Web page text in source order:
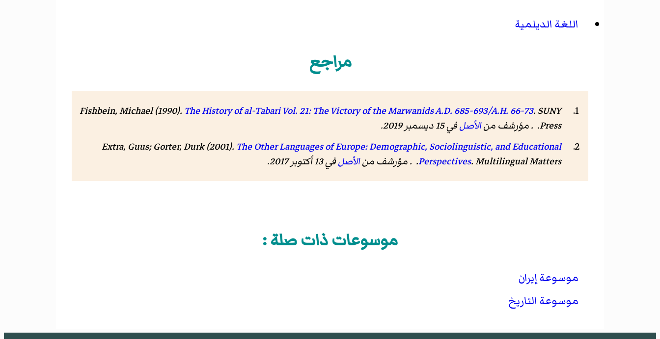
اللغة الديلمية
مراجع
Fishbein, Michael(1990). The History of al-Tabari Vol. 21: The Victory of the Marwanids A.D. 685-693/A.H. 66-73. SUNY
Press. . مؤرشف من
الأصلفي 15 ديسمبر 2019.
Extra, Guus;Gorter, Durk(2001). The Other Languages of Europe: Demographic, Sociolinguistic, and Educational
Perspectives. Multilingual Matters. . مؤرشف من الأصلفي 13 أكتوبر 2017.
موسوعات ذات صلة :
موسوعة إيران
موسوعة التاريخ